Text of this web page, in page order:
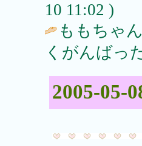
10 11:02 )
ももちゃ
くがんばっ
2005-05-